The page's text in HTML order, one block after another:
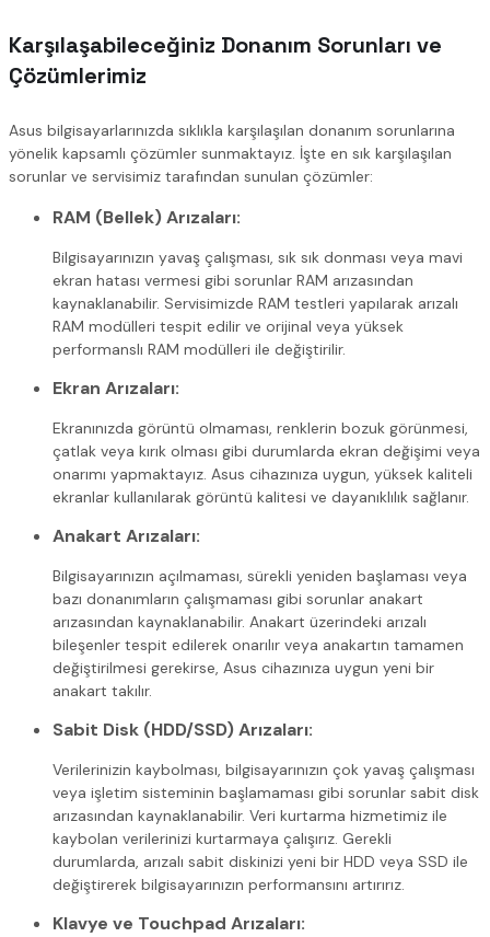
Karşılaşabileceğiniz Donanım Sorunları ve
Çözümlerimiz
Asus bilgisayarlarınızda sıklıkla karşılaşılan donanım sorunlarına
yönelik kapsamlı çözümler sunmaktayız. İşte en sık karşılaşılan
sorunlar ve servisimiz tarafından sunulan çözümler:
RAM (Bellek) Arızaları:
Bilgisayarınızın yavaş çalışması, sık sık donması veya mavi
ekran hatası vermesi gibi sorunlar RAM arızasından
kaynaklanabilir. Servisimizde RAM testleri yapılarak arızalı
RAM modülleri tespit edilir ve orijinal veya yüksek
performanslı RAM modülleri ile değiştirilir.
Ekran Arızaları:
Ekranınızda görüntü olmaması, renklerin bozuk görünmesi,
çatlak veya kırık olması gibi durumlarda ekran değişimi veya
onarımı yapmaktayız. Asus cihazınıza uygun, yüksek kaliteli
ekranlar kullanılarak görüntü kalitesi ve dayanıklılık sağlanır.
Anakart Arızaları:
Bilgisayarınızın açılmaması, sürekli yeniden başlaması veya
bazı donanımların çalışmaması gibi sorunlar anakart
arızasından kaynaklanabilir. Anakart üzerindeki arızalı
bileşenler tespit edilerek onarılır veya anakartın tamamen
değiştirilmesi gerekirse, Asus cihazınıza uygun yeni bir
anakart takılır.
Sabit Disk (HDD/SSD) Arızaları:
Verilerinizin kaybolması, bilgisayarınızın çok yavaş çalışması
veya işletim sisteminin başlamaması gibi sorunlar sabit disk
arızasından kaynaklanabilir. Veri kurtarma hizmetimiz ile
kaybolan verilerinizi kurtarmaya çalışırız. Gerekli
durumlarda, arızalı sabit diskinizi yeni bir HDD veya SSD ile
değiştirerek bilgisayarınızın performansını artırırız.
Klavye ve Touchpad Arızaları: